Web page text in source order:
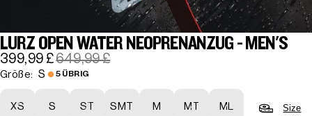
LURZ OPEN WATER NEOPRENANZUG - MEN'S
399,99 £649,99 £
Größe: S 5 ÜBRIG
XS S ST SMT M MT ML
Size